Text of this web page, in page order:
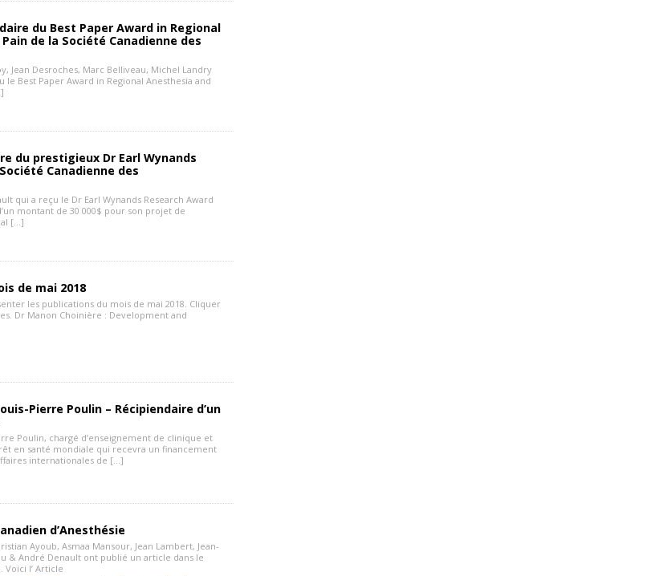
du Best Paper Award in Regional
de la Société Canadienne des
Jean Desroches, Marc Belliveau, Michel Landry
Best Paper Award in Regional Anesthesia and
du prestigieux Dr Earl Wynands
Canadienne des
qui a reçu le Dr Earl Wynands Research Award
montant de 30 000$ pour son projet de
[…]
de mai 2018
les publications du mois de mai 2018. Cliquer
Dr Manon Choinière : Development and
Pierre Poulin – Récipiendaire d’un
Poulin, chargé d’enseignement de clinique et
en santé mondiale qui recevra un financement
internationales de […]
d’Anesthésie
Ayoub, Asmaa Mansour, Jean Lambert, Jean-
& André Denault ont publié un article dans le
Voici l’ Article